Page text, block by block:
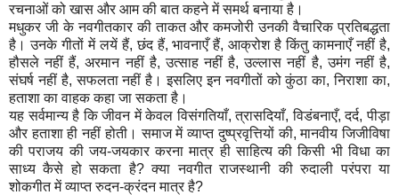
रचनाओं को खास और आम की बात कहने में समर्थ बनाया है।
मधुकर जी के नवगीतकार की ताकत और कमजोरी उनकी वैचारिक प्रतिबद्धता
है। उनके गीतों में लयें हैं, छंद हैं, भावनाएँ हैं, आक्रोश है किंतु कामनाएँ नहीं है,
हौसले नहीं हैं, अरमान नहीं है, उत्साह नहीं है, उल्लास नहीं है, उमंग नहीं है,
संघर्ष नहीं है, सफलता नहीं है। इसलिए इन नवगीतों को कुंठा का, निराशा का,
हताशा का वाहक कहा जा सकता है।
यह सर्वमान्य है कि जीवन में केवल विसंगतियाँ, त्रासदियाँ, विडंबनाएँ, दर्द, पीड़ा
और हताशा ही नहीं होती। समाज में व्याप्त दुष्प्रवृत्तियों की, मानवीय जिजीविषा
की पराजय की जय-जयकार करना मात्र ही साहित्य की किसी भी विधा का
साध्य कैसे हो सकता है? क्या नवगीत राजस्थानी की रुदाली परंपरा या
शोकगीत में व्याप्त रुदन-क्रंदन मात्र है?